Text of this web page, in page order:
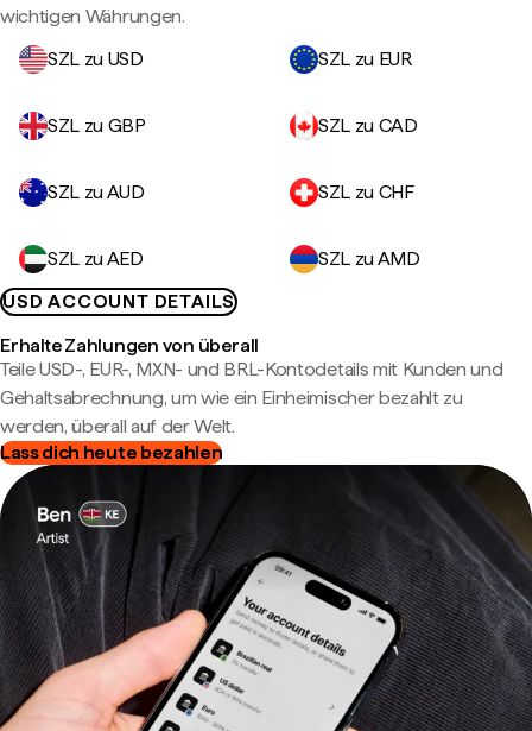
wichtigen Währungen.
SZL zu USD
SZL zu EUR
SZL zu GBP SZL zu CAD
SZL zu AUD SZL zu CHF
SZL zu AED
SZL zu AMD
USD ACCOUNT DETAILS
Erhalte Zahlungen von überall
Teile USD-, EUR-, MXN- und BRL-Kontodetails mit Kunden und
Gehaltsabrechnung, um wie ein Einheimischer bezahlt zu
werden, überall auf der Welt.
Lass dich heute bezahlen